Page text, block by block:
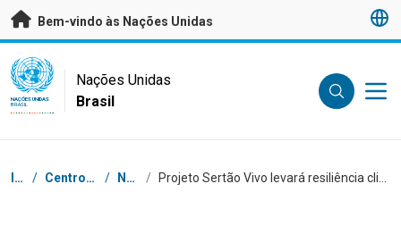
Saltar para conteúdo principal
Bem-vindo às Nações Unidas
UN Logo
NAÇÕES UNIDAS
BRASIL
Nações Unidas
Brasil
Navegação
Início / Centro de Imprensa / Notícias /